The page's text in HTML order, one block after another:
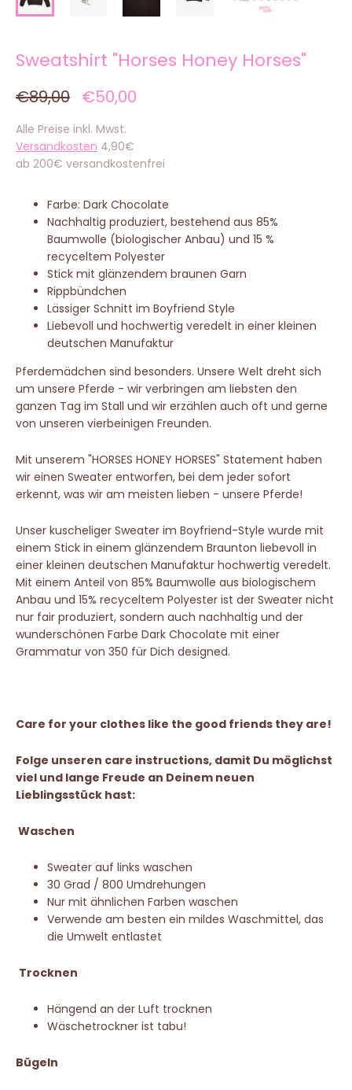
Sweatshirt "Horses Honey Horses"
€89,00 €50,00
Alle Preise inkl. Mwst.
Versandkosten 4,90€
ab 200€ versandkostenfrei
Farbe: Dark Chocolate
Nachhaltig produziert, bestehend aus 85%
Baumwolle (biologischer Anbau) und 15 %
recyceltem Polyester
Stick mit glänzendem braunen Garn
Rippbündchen
Lässiger Schnitt im Boyfriend Style
Liebevoll und hochwertig veredelt in einer kleinen
deutschen Manufaktur
Pferdemädchen sind besonders. Unsere Welt dreht sich
um unsere Pferde - wir verbringen am liebsten den
ganzen Tag im Stall und wir erzählen auch oft und gerne
von unseren vierbeinigen Freunden.
Mit unserem "HORSES HONEY HORSES" Statement haben
wir einen Sweater entworfen, bei dem jeder sofort
erkennt, was wir am meisten lieben - unsere Pferde!
Unser kuscheliger Sweater im Boyfriend-Style wurde mit
einem Stick in einem glänzendem Braunton liebevoll in
einer kleinen deutschen Manufaktur hochwertig veredelt.
Mit einem Anteil von 85% Baumwolle aus biologischem
Anbau und 15% recyceltem Polyester ist der Sweater nicht
nur fair produziert, sondern auch nachhaltig und der
wunderschönen Farbe Dark Chocolate mit einer
Grammatur von 350 für Dich designed.
Care for your clothes like the good friends they are!
Folge unseren care instructions, damit Du möglichst
viel und lange Freude an Deinem neuen
Lieblingsstück hast:
Waschen
Sweater auf links waschen
30 Grad / 800 Umdrehungen
Nur mit ähnlichen Farben waschen
Verwende am besten ein mildes Waschmittel, das
die Umwelt entlastet
Trocknen
Hängend an der Luft trocknen
Wäschetrockner ist tabu!
Bügeln